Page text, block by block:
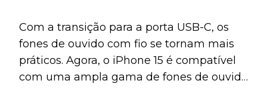
Com a transição para a porta USB-C, os
fones de ouvido com fio se tornam mais
práticos. Agora, o iPhone 15 é compatível
com uma ampla gama de fones de ouvido